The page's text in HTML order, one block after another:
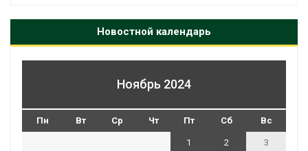
Новостной календарь
Ноябрь 2024
Пн Вт Ср Чт Пт Сб Вс
1 2 3